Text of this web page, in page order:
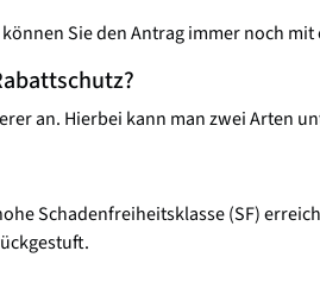
Sie den Antrag immer noch
an. Hierbei kann man zwei Arten
Schadenfreiheitsklasse (SF)